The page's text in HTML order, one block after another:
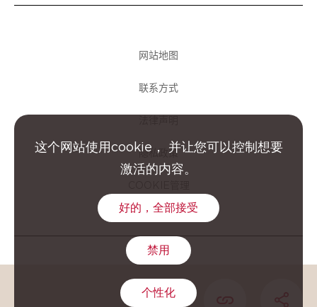
GROUPE CLARINS © 2026
网站地图
联系方式
隐私政策
这个网站使用cookie， 并让您可以控制想要
激活的内容。
好的，全部接受
禁用
个性化